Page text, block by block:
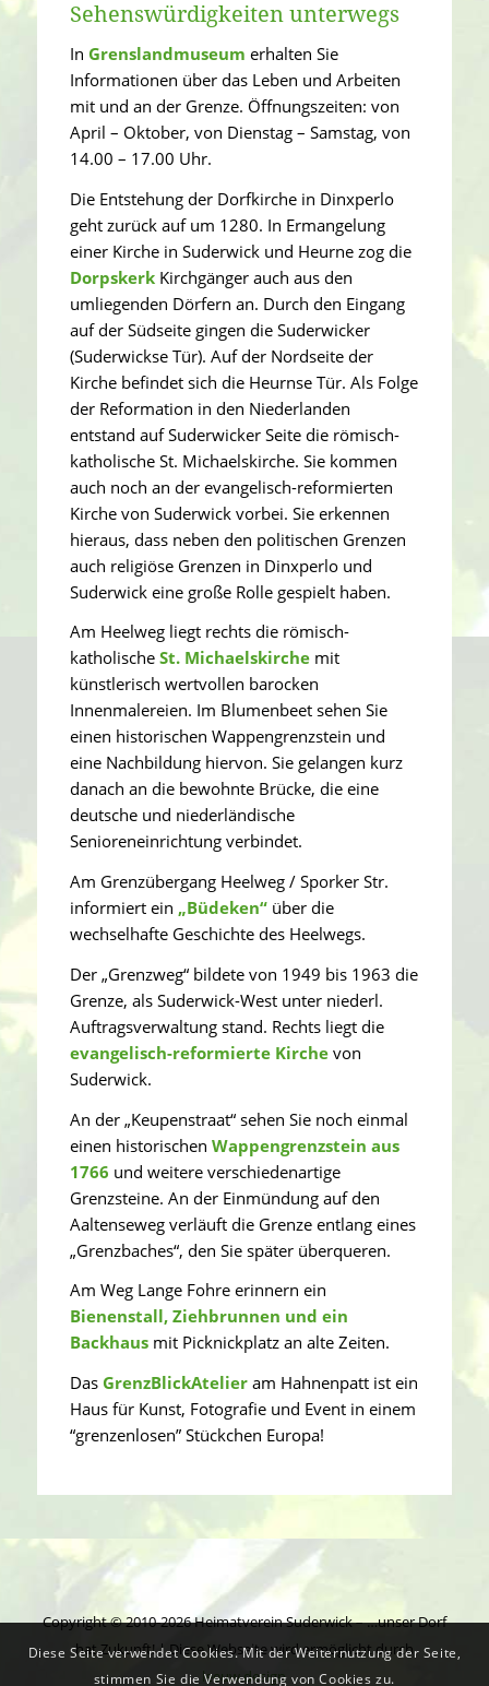
Sehenswürdigkeiten unterwegs
In Grenslandmuseum erhalten Sie
Informationen über das Leben und Arbeiten
mit und an der Grenze. Öffnungszeiten: von
April – Oktober, von Dienstag – Samstag, von
14.00 – 17.00 Uhr.
Die Entstehung der Dorfkirche in Dinxperlo
geht zurück auf um 1280. In Ermangelung
einer Kirche in Suderwick und Heurne zog die
Dorpskerk Kirchgänger auch aus den
umliegenden Dörfern an. Durch den Eingang
auf der Südseite gingen die Suderwicker
(Suderwickse Tür). Auf der Nordseite der
Kirche befindet sich die Heurnse Tür. Als Folge
der Reformation in den Niederlanden
entstand auf Suderwicker Seite die römisch-
katholische St. Michaelskirche. Sie kommen
auch noch an der evangelisch-reformierten
Kirche von Suderwick vorbei. Sie erkennen
hieraus, dass neben den politischen Grenzen
auch religiöse Grenzen in Dinxperlo und
Suderwick eine große Rolle gespielt haben.
Am Heelweg liegt rechts die römisch-
katholische St. Michaelskirchemit
künstlerisch wertvollen barocken
Innenmalereien. Im Blumenbeet sehen Sie
einen historischen Wappengrenzstein und
eine Nachbildung hiervon. Sie gelangen kurz
danach an die bewohnte Brücke, die eine
deutsche und niederländische
Senioreneinrichtung verbindet.
Am Grenzübergang Heelweg / Sporker Str.
informiert ein „Büdeken“über die
wechselhafte Geschichte des Heelwegs.
Der „Grenzweg“ bildete von 1949 bis 1963 die
Grenze, als Suderwick-West unter niederl.
Auftragsverwaltung stand. Rechts liegt die
evangelisch-reformierte Kirchevon
Suderwick.
An der „Keupenstraat“ sehen Sie noch einmal
einen historischen Wappengrenzstein aus
1766 und weitere verschiedenartige
Grenzsteine. An der Einmündung auf den
Aaltenseweg verläuft die Grenze entlang eines
„Grenzbaches“, den Sie später überqueren.
Am Weg Lange Fohre erinnern ein
Bienenstall, Ziehbrunnen und ein
Backhausmit Picknickplatz an alte Zeiten.
Das GrenzBlickAtelier am Hahnenpatt ist ein
Haus für Kunst, Fotografie und Event in einem
“grenzenlosen” Stückchen Europa!
Copyright © 2010-2026 Heimatverein Suderwick – …unser Dorf
hat Zukunft! | Diese Webseite wird ermöglicht durch
leeuw.design
Diese Seite verwendet Cookies. Mit der Weiternutzung der Seite,
stimmen Sie die Verwendung von Cookies zu.